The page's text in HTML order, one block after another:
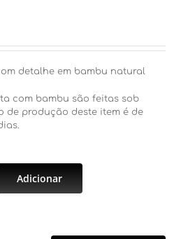
detalhe em bambu natural
com bambu são feitas sob
de produção deste item é de
Adicionar